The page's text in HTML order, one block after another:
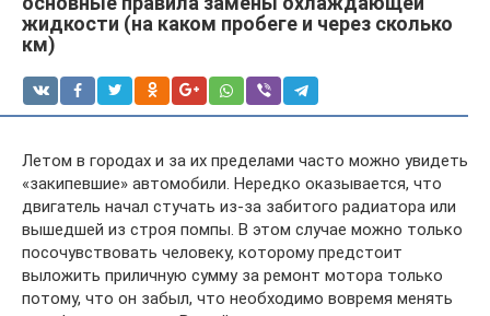
жидкости (на каком пробеге и через сколько
км)
Летом в городах и за их пределами часто можно увидеть
«закипевшие» автомобили. Нередко оказывается, что
двигатель начал стучать из-за забитого радиатора или
вышедшей из строя помпы. В этом случае можно только
посочувствовать человеку, которому предстоит
выложить приличную сумму за ремонт мотора только
потому, что он забыл, что необходимо вовремя менять